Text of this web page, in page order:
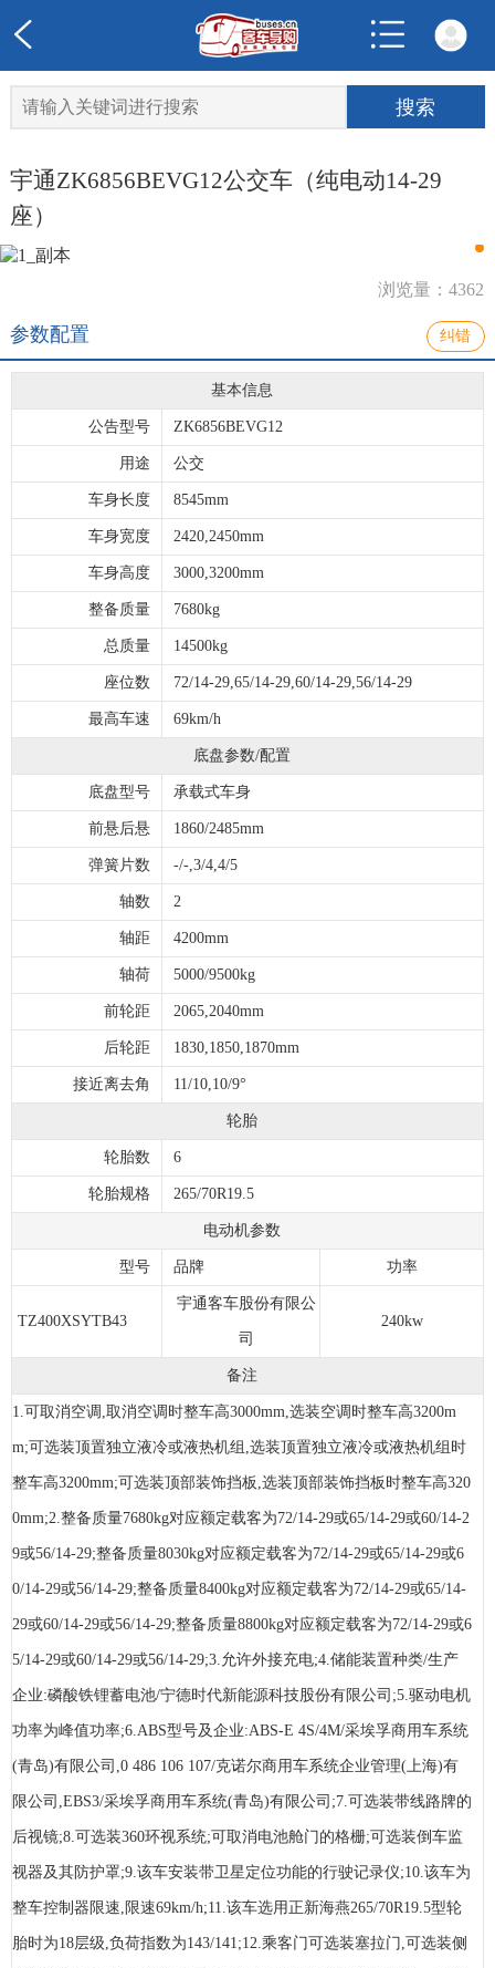
宇通ZK6856BEVG12公交车（纯电动14-29
座）
浏览量：4362
参数配置 纠错
基本信息
公告型号 ZK6856BEVG12
用途 公交
车身长度 8545mm
车身宽度 2420,2450mm
车身高度 3000,3200mm
整备质量 7680kg
总质量 14500kg
座位数 72/14-29,65/14-29,60/14-29,56/14-29
最高车速 69km/h
底盘参数/配置
底盘型号 承载式车身
前悬后悬 1860/2485mm
弹簧片数 -/-,3/4,4/5
轴数 2
轴距 4200mm
轴荷 5000/9500kg
前轮距 2065,2040mm
后轮距 1830,1850,1870mm
接近离去角 11/10,10/9°
轮胎
轮胎数 6
轮胎规格 265/70R19.5
电动机参数
型号 品牌 功率
TZ400XSYTB43
宇通客车股份有限公
司
240kw
备注
1.可取消空调,取消空调时整车高3000mm,选装空调时整车高3200m
m;可选装顶置独立液冷或液热机组,选装顶置独立液冷或液热机组时
整车高3200mm;可选装顶部装饰挡板,选装顶部装饰挡板时整车高320
0mm;2.整备质量7680kg对应额定载客为72/14-29或65/14-29或60/14-2
9或56/14-29;整备质量8030kg对应额定载客为72/14-29或65/14-29或6
0/14-29或56/14-29;整备质量8400kg对应额定载客为72/14-29或65/14-
29或60/14-29或56/14-29;整备质量8800kg对应额定载客为72/14-29或6
5/14-29或60/14-29或56/14-29;3.允许外接充电;4.储能装置种类/生产
企业:磷酸铁锂蓄电池/宁德时代新能源科技股份有限公司;5.驱动电机
功率为峰值功率;6.ABS型号及企业:ABS-E 4S/4M/采埃孚商用车系统
(青岛)有限公司,0 486 106 107/克诺尔商用车系统企业管理(上海)有
限公司,EBS3/采埃孚商用车系统(青岛)有限公司;7.可选装带线路牌的
后视镜;8.可选装360环视系统;可取消电池舱门的格栅;可选装倒车监
视器及其防护罩;9.该车安装带卫星定位功能的行驶记录仪;10.该车为
整车控制器限速,限速69km/h;11.该车选用正新海燕265/70R19.5型轮
胎时为18层级,负荷指数为143/141;12.乘客门可选装塞拉门,可选装侧